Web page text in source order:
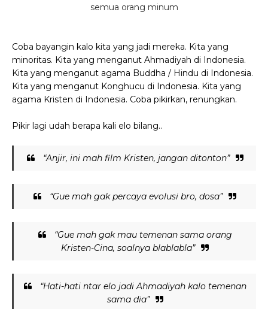
Coba bayangin kalo kita yang jadi mereka. Kita yang
minoritas. Kita yang menganut Ahmadiyah di Indonesia.
Kita yang menganut agama Buddha / Hindu di Indonesia.
Kita yang menganut Konghucu di Indonesia. Kita yang
agama Kristen di Indonesia. Coba pikirkan, renungkan.
Pikir lagi udah berapa kali elo bilang..
“Anjir, ini mah film Kristen, jangan ditonton”
“Gue mah gak percaya evolusi bro, dosa”
“Gue mah gak mau temenan sama orang
Kristen-Cina, soalnya blablabla”
“Hati-hati ntar elo jadi Ahmadiyah kalo temenan
sama dia”